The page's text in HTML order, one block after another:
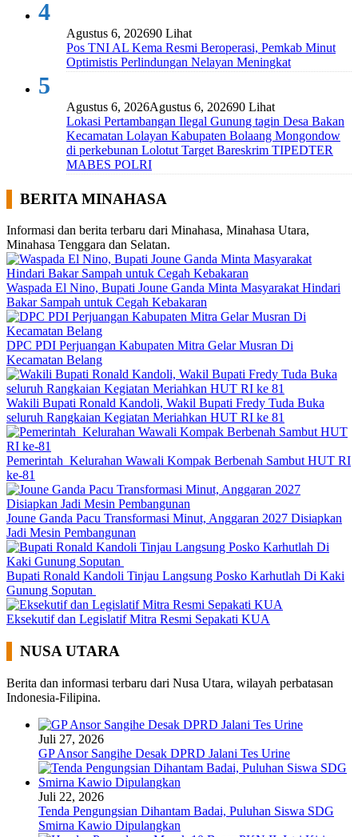
4
Agustus 6, 202690 Lihat
Pos TNI AL Kema Resmi Beroperasi, Pemkab Minut
Optimistis Perlindungan Nelayan Meningkat
5
Agustus 6, 2026Agustus 6, 202690 Lihat
Lokasi Pertambangan Ilegal Gunung tagin Desa Bakan
Kecamatan Lolayan Kabupaten Bolaang Mongondow
di perkebunan Lolotut Target Bareskrim TIPEDTER
MABES POLRI
BERITA MINAHASA
Informasi dan berita terbaru dari Minahasa, Minahasa Utara,
Minahasa Tenggara dan Selatan.
Waspada El Nino, Bupati Joune Ganda Minta Masyarakat Hindari
Bakar Sampah untuk Cegah Kebakaran
DPC PDI Perjuangan Kabupaten Mitra Gelar Musran Di
Kecamatan Belang
Wakili Bupati Ronald Kandoli, Wakil Bupati Fredy Tuda Buka
seluruh Rangkaian Kegiatan Meriahkan HUT RI ke 81
Pemerintah Kelurahan Wawali Kompak Berbenah Sambut HUT RI
ke-81
Joune Ganda Pacu Transformasi Minut, Anggaran 2027 Disiapkan
Jadi Mesin Pembangunan
Bupati Ronald Kandoli Tinjau Langsung Posko Karhutlah Di Kaki
Gunung Soputan
Eksekutif dan Legislatif Mitra Resmi Sepakati KUA
NUSA UTARA
Berita dan informasi terbaru dari Nusa Utara, wilayah perbatasan
Indonesia-Filipina.
Juli 27, 2026
GP Ansor Sangihe Desak DPRD Jalani Tes Urine
Juli 22, 2026
Tenda Pengungsian Dihantam Badai, Puluhan Siswa SDG
Smirna Kawio Dipulangkan